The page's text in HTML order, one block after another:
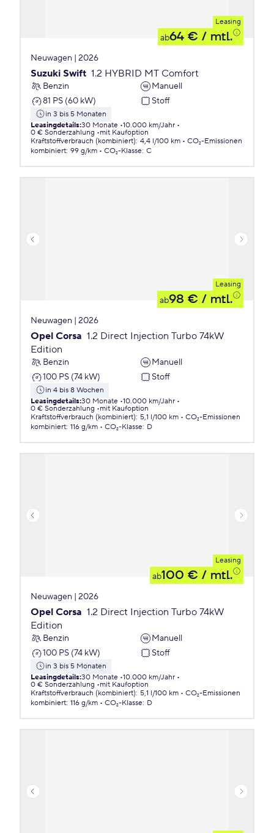
Leasing
ab64 € / mtl.
Neuwagen | 2026
Suzuki Swift 1.2 HYBRID MT Comfort
Benzin
Manuell
81 PS (60 kW)
Stoff
in 3 bis 5 Monaten
Leasingdetails:30 Monate 10.000 km/Jahr
0 € Sonderzahlung
mit Kaufoption
Kraftstoffverbrauch (kombiniert): 4,4 l/100 km
CO₂-Emissionen
kombiniert: 99 g/km CO₂-Klasse: C
Leasing
ab98 € / mtl.
Neuwagen | 2026
Opel Corsa 1.2 Direct Injection Turbo 74kW
Edition
Benzin
Manuell
100 PS (74 kW)
Stoff
in 4 bis 8 Wochen
Leasingdetails:30 Monate 10.000 km/Jahr
0 € Sonderzahlung
mit Kaufoption
Kraftstoffverbrauch (kombiniert): 5,1 l/100 km
CO₂-Emissionen
kombiniert: 116 g/km CO₂-Klasse: D
Leasing
ab100 € / mtl.
Neuwagen | 2026
Opel Corsa 1.2 Direct Injection Turbo 74kW
Edition
Benzin
Manuell
100 PS (74 kW)
Stoff
in 3 bis 5 Monaten
Leasingdetails:30 Monate 10.000 km/Jahr
0 € Sonderzahlung
mit Kaufoption
Kraftstoffverbrauch (kombiniert): 5,1 l/100 km
CO₂-Emissionen
kombiniert: 116 g/km CO₂-Klasse: D